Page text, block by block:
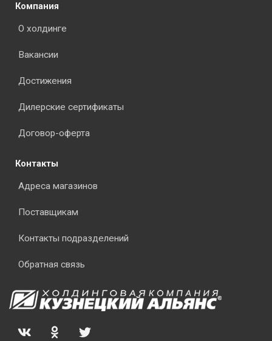
Компания
О холдинге
Вакансии
Достижения
Дилерские сертификаты
Договор-оферта
Контакты
Адреса магазинов
Поставщикам
Контакты подразделений
Обратная связь